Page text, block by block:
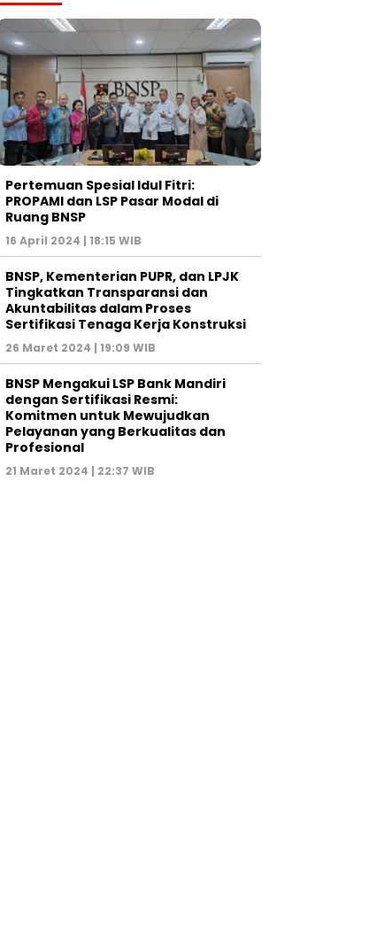
Pertemuan Spesial Idul Fitri:
PROPAMI dan LSP Pasar Modal di
Ruang BNSP
16 April 2024 | 18:15 WIB
BNSP, Kementerian PUPR, dan LPJK
Tingkatkan Transparansi dan
Akuntabilitas dalam Proses
Sertifikasi Tenaga Kerja Konstruksi
26 Maret 2024 | 19:09 WIB
BNSP Mengakui LSP Bank Mandiri
dengan Sertifikasi Resmi:
Komitmen untuk Mewujudkan
Pelayanan yang Berkualitas dan
Profesional
21 Maret 2024 | 22:37 WIB